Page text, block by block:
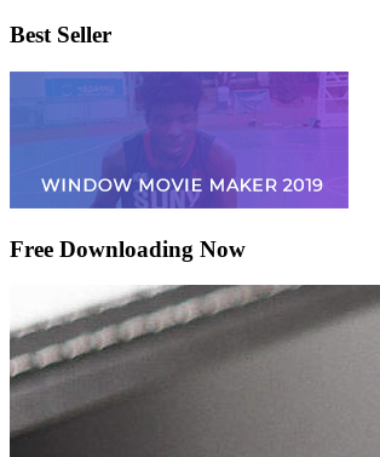
Best Seller
Free Downloading Now